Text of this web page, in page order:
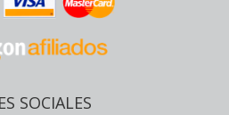
SOCIALES